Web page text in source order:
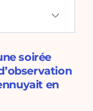
soirée
en